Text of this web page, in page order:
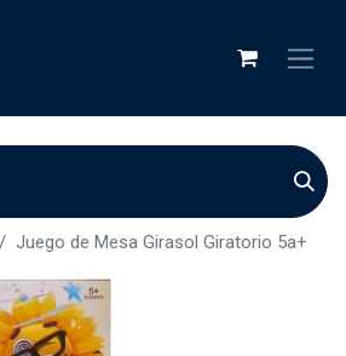
Juego de Mesa Girasol Giratorio 5a+